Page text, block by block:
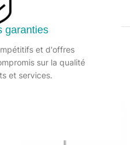
garanties
et d'offres
sur la qualité
et services.